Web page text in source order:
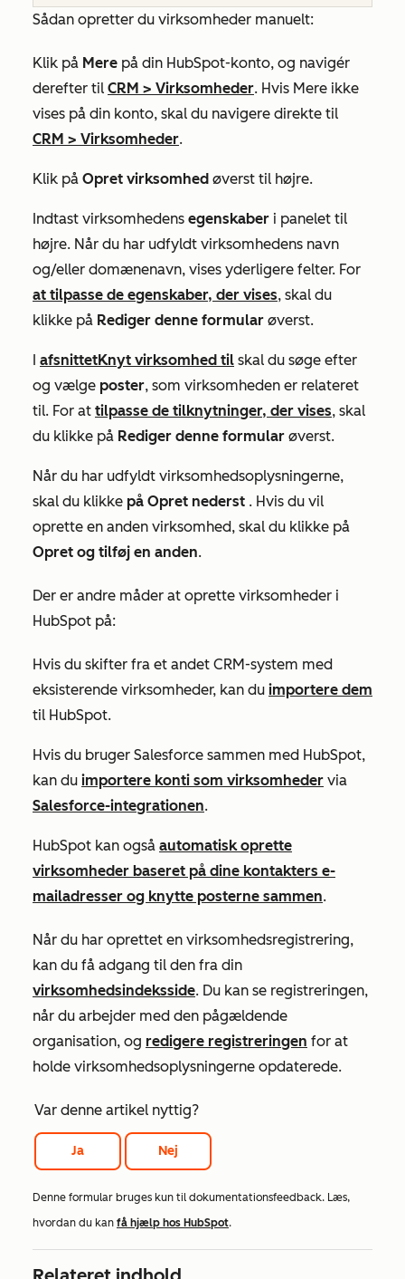
Sådan opretter du virksomheder manuelt:
Klik på Mere på din HubSpot-konto, og navigér
derefter til CRM > Virksomheder. Hvis Mere ikke
vises på din konto, skal du navigere direkte til
CRM > Virksomheder.
Klik på Opret virksomhed øverst til højre.
Indtast virksomhedens egenskaber i panelet til
højre. Når du har udfyldt virksomhedens navn
og/eller domænenavn, vises yderligere felter. For
at tilpasse de egenskaber, der vises, skal du
klikke på Rediger denne formular øverst.
I afsnittetKnyt virksomhed til skal du søge efter
og vælge poster, som virksomheden er relateret
til. For at tilpasse de tilknytninger, der vises, skal
du klikke på Rediger denne formular øverst.
Når du har udfyldt virksomhedsoplysningerne,
skal du klikke på Opret nederst . Hvis du vil
oprette en anden virksomhed, skal du klikke på
Opret og tilføj en anden.
Der er andre måder at oprette virksomheder i
HubSpot på:
Hvis du skifter fra et andet CRM-system med
eksisterende virksomheder, kan du importere dem
til HubSpot.
Hvis du bruger Salesforce sammen med HubSpot,
kan du importere konti som virksomheder via
Salesforce-integrationen.
HubSpot kan også automatisk oprette
virksomheder baseret på dine kontakters e-
mailadresser og knytte posterne sammen.
Når du har oprettet en virksomhedsregistrering,
kan du få adgang til den fra din
virksomhedsindeksside. Du kan se registreringen,
når du arbejder med den pågældende
organisation, og redigere registreringen for at
holde virksomhedsoplysningerne opdaterede.
Var denne artikel nyttig?
Ja Nej
Denne formular bruges kun til dokumentationsfeedback. Læs,
hvordan du kan få hjælp hos HubSpot.